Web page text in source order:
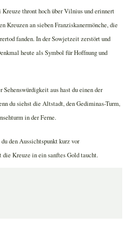
Kreuze thront hoch über Vilnius und erinnert
Kreuzen an sieben Franziskanermönche, die
fanden. In der Sowjetzeit zerstört und
heute als Symbol für Hoffnung und
Sehenswürdigkeit aus hast du einen der
du siehst die Altstadt, den Gediminas-Turm,
in der Ferne.
den Aussichtspunkt kurz vor
die Kreuze in ein sanftes Gold taucht.